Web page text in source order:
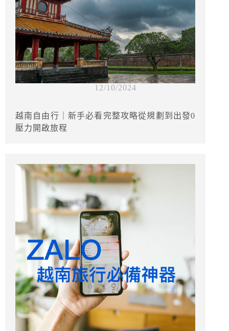
12/10/2024
越南自由行｜新手必看完整攻略從規劃到出發0
壓力開啟旅程